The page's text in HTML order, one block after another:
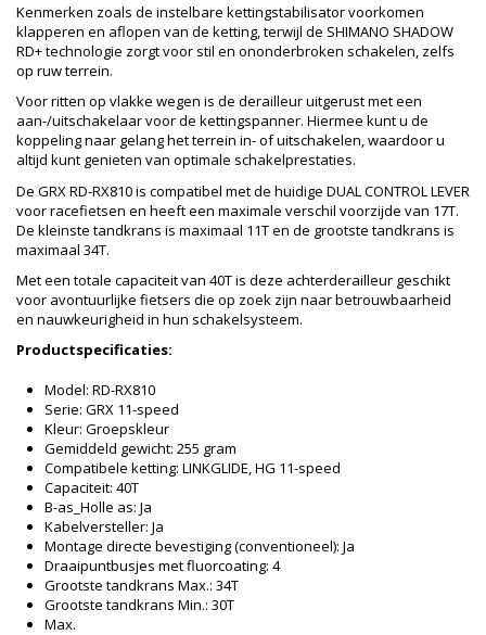
Kenmerken zoals de instelbare kettingstabilisator voorkomen
klapperen en aflopen van de ketting, terwijl de SHIMANO SHADOW
RD+ technologie zorgt voor stil en ononderbroken schakelen, zelfs
op ruw terrein.
Voor ritten op vlakke wegen is de derailleur uitgerust met een
aan-/uitschakelaar voor de kettingspanner. Hiermee kunt u de
koppeling naar gelang het terrein in- of uitschakelen, waardoor u
altijd kunt genieten van optimale schakelprestaties.
De GRX RD-RX810 is compatibel met de huidige DUAL CONTROL LEVER
voor racefietsen en heeft een maximale verschil voorzijde van 17T.
De kleinste tandkrans is maximaal 11T en de grootste tandkrans is
maximaal 34T.
Met een totale capaciteit van 40T is deze achterderailleur geschikt
voor avontuurlijke fietsers die op zoek zijn naar betrouwbaarheid
en nauwkeurigheid in hun schakelsysteem.
Productspecificaties:
Model: RD-RX810
Serie: GRX 11-speed
Kleur: Groepskleur
Gemiddeld gewicht: 255 gram
Compatibele ketting: LINKGLIDE, HG 11-speed
Capaciteit: 40T
B-as_Holle as: Ja
Kabelversteller: Ja
Montage directe bevestiging (conventioneel): Ja
Draaipuntbusjes met fluorcoating: 4
Grootste tandkrans Max.: 34T
Grootste tandkrans Min.: 30T
Max.